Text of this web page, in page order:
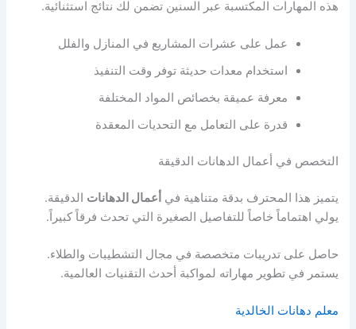
هذه المهارات المكتسبة عبر السنين تضمن لك نتائج استثنائية.
عمل على عشرات المشاريع في المنازل والفلل
استخدام معدات حديثة توفر وقت التنفيذ
معرفة عميقة بخصائص المواد المختلفة
قدرة على التعامل مع التحديات المعقدة
التخصص في أعمال الدهانات الدقيقة
يتميز هذا المحترف بدقة متناهية في أعمال الدهانات الدقيقة.
يولي اهتماماً خاصاً للتفاصيل الصغيرة التي تحدث فرقاً كبيراً.
حاصل على تدريبات متخصصة في مجال التشطيبات والطلاء.
يستمر في تطوير مهاراته لمواكبة أحدث التقنيات العالمية.
معلم دهانات الخالدية